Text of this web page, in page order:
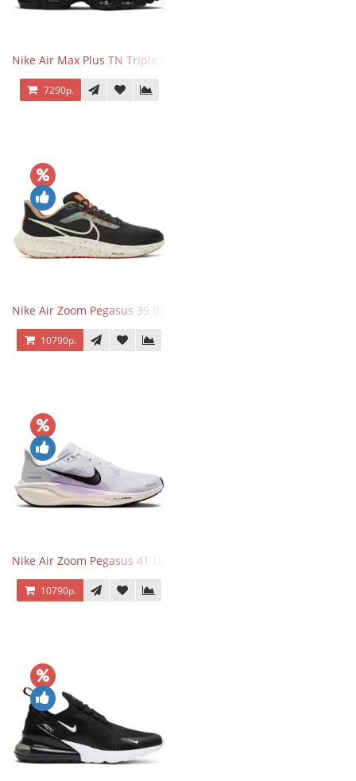
Nike Air Max Plus TN Triple Black
7290р.
Nike Air Zoom Pegasus 39 Black White Orange
10790р.
Nike Air Zoom Pegasus 41 Lilac Bloom
10790р.